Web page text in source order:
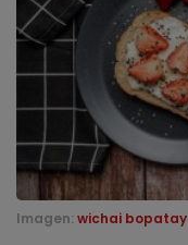
Imagen: wichai bopatay